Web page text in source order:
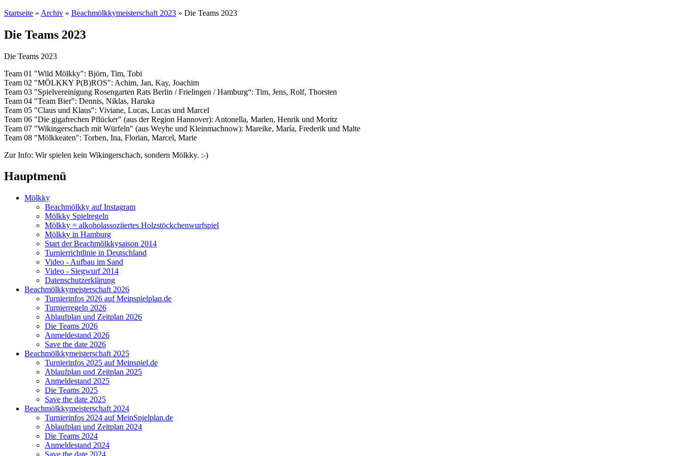
Startseite » Archiv » Beachmölkkymeisterschaft 2023 » Die Teams 2023
Die Teams 2023
Die Teams 2023
Team 01 "Wild Mölkky": Björn, Tim, Tobi
Team 02 "MÖLKKY P(B)ROS": Achim, Jan, Kay, Joachim
Team 03 "Spielvereinigung Rosengarten Rats Berlin / Frielingen / Hamburg“: Tim, Jens, Rolf, Thorsten
Team 04 "Team Bier": Dennis, Niklas, Haruka
Team 05 "Claus und Klaus": Viviane, Lucas, Lucas und Marcel
Team 06 "Die gigafrechen Pflücker" (aus der Region Hannover): Antonella, Marlen, Henrik und Moritz
Team 07 "Wikingerschach mit Würfeln" (aus Weyhe und Kleinmachnow): Mareike, María, Frederik und Malte
Team 08 "Mölkkeaten": Torben, Ina, Florian, Marcel, Marie
Zur Info: Wir spielen kein Wikingerschach, sondern Mölkky. :-)
Hauptmenü
Mölkky
Beachmölkky auf Instagram
Mölkky Spielregeln
Mölkky = alkoholassoziiertes Holzstöckchenwurfspiel
Mölkky in Hamburg
Start der Beachmölkkysaison 2014
Turnierrichtlinie in Deutschland
Video - Aufbau im Sand
Video - Siegwurf 2014
Datenschutzerklärung
Beachmölkkymeisterschaft 2026
Turnierinfos 2026 auf Meinspielplan.de
Turnierregeln 2026
Ablaufplan und Zeitplan 2026
Die Teams 2026
Anmeldestand 2026
Save the date 2026
Beachmölkkymeisterschaft 2025
Turnierinfos 2025 auf Meinspiel.de
Ablaufplan und Zeitplan 2025
Anmeldestand 2025
Die Teams 2025
Save the date 2025
Beachmölkkymeisterschaft 2024
Turnierinfos 2024 auf MeinSpielplan.de
Ablaufplan und Zeitplan 2024
Die Teams 2024
Anmeldestand 2024